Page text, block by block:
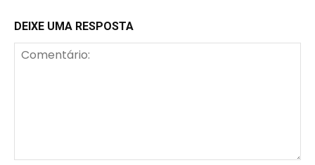
DEIXE UMA RESPOSTA